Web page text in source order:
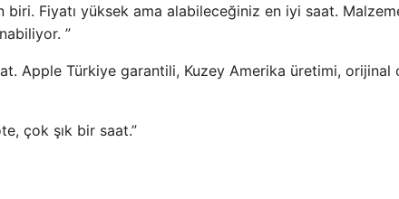
biri. Fiyatı yüksek ama alabileceğiniz en iyi saat.
”
Apple Türkiye garantili, Kuzey Amerika üretimi, orijinal
çok şık bir saat.”